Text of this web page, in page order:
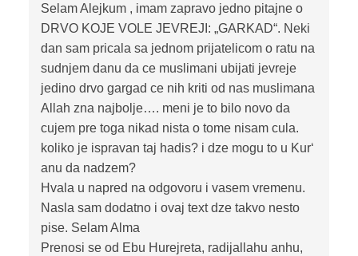
Selam Alejkum , imam zapravo jedno pitajne o
DRVO KOJE VOLE JEVREJI: „GARKAD“. Neki
dan sam pricala sa jednom prijatelicom o ratu na
sudnjem danu da ce muslimani ubijati jevreje
jedino drvo gargad ce nih kriti od nas muslimana
Allah zna najbolje…. meni je to bilo novo da
cujem pre toga nikad nista o tome nisam cula.
koliko je ispravan taj hadis? i dze mogu to u Kur‘
anu da nadzem?
Hvala u napred na odgovoru i vasem vremenu.
Nasla sam dodatno i ovaj text dze takvo nesto
pise. Selam Alma
Prenosi se od Ebu Hurejreta, radijallahu anhu,